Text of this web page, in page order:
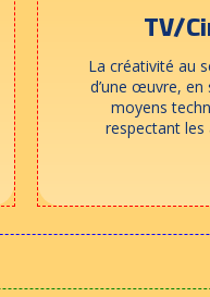
TV/
La créativité au
d’une œuvre,
moyens
respectant les